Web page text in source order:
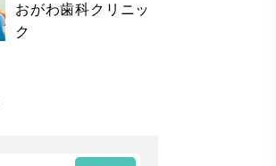
おがわ歯科クリニッ
ク